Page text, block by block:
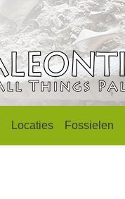
Locaties Fossielen